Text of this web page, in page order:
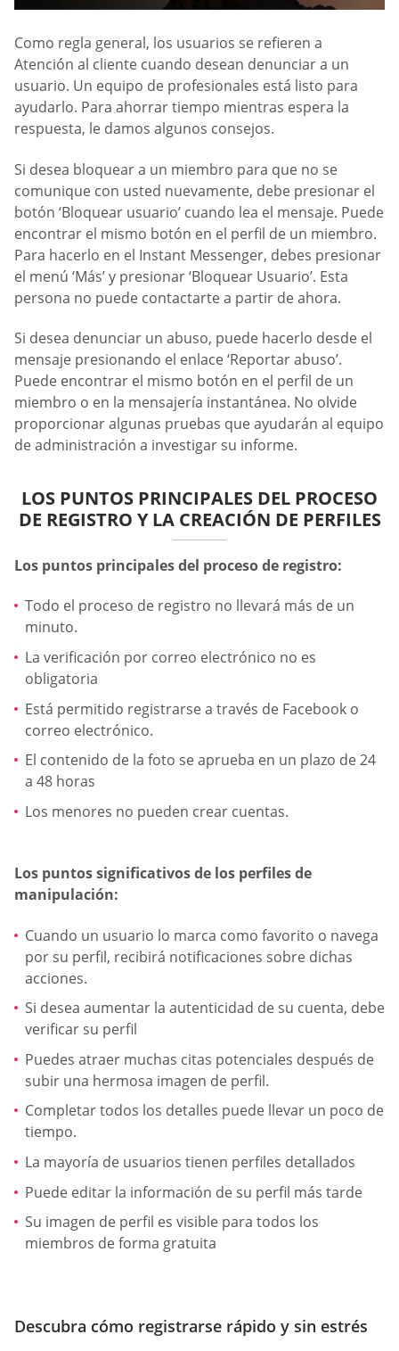
Como regla general, los usuarios se refieren a
Atención al cliente cuando desean denunciar a un
usuario. Un equipo de profesionales está listo para
ayudarlo. Para ahorrar tiempo mientras espera la
respuesta, le damos algunos consejos.
Si desea bloquear a un miembro para que no se
comunique con usted nuevamente, debe presionar el
botón ‘Bloquear usuario’ cuando lea el mensaje. Puede
encontrar el mismo botón en el perfil de un miembro.
Para hacerlo en el Instant Messenger, debes presionar
el menú ‘Más’ y presionar ‘Bloquear Usuario’. Esta
persona no puede contactarte a partir de ahora.
Si desea denunciar un abuso, puede hacerlo desde el
mensaje presionando el enlace ‘Reportar abuso’.
Puede encontrar el mismo botón en el perfil de un
miembro o en la mensajería instantánea. No olvide
proporcionar algunas pruebas que ayudarán al equipo
de administración a investigar su informe.
LOS PUNTOS PRINCIPALES DEL PROCESO
DE REGISTRO Y LA CREACIÓN DE PERFILES
Los puntos principales del proceso de registro:
Todo el proceso de registro no llevará más de un
minuto.
La verificación por correo electrónico no es
obligatoria
Está permitido registrarse a través de Facebook o
correo electrónico.
El contenido de la foto se aprueba en un plazo de 24
a 48 horas
Los menores no pueden crear cuentas.
Los puntos significativos de los perfiles de
manipulación:
Cuando un usuario lo marca como favorito o navega
por su perfil, recibirá notificaciones sobre dichas
acciones.
Si desea aumentar la autenticidad de su cuenta, debe
verificar su perfil
Puedes atraer muchas citas potenciales después de
subir una hermosa imagen de perfil.
Completar todos los detalles puede llevar un poco de
tiempo.
La mayoría de usuarios tienen perfiles detallados
Puede editar la información de su perfil más tarde
Su imagen de perfil es visible para todos los
miembros de forma gratuita
Descubra cómo registrarse rápido y sin estrés